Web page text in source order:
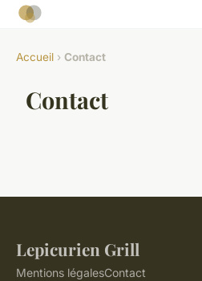
Accueil › Contact
Contact
Lepicurien Grill
Mentions légalesContact